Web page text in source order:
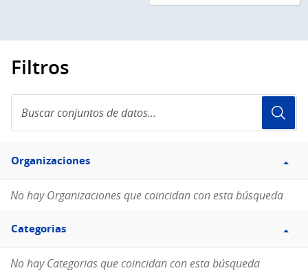
Filtros
conjuntos
de
Filtro
Organizaciones
Organizaciones
No hay Organizaciones que coincidan con esta búsqueda
Filtro
Categorias
Categorias
No hay Categorias que coincidan con esta búsqueda